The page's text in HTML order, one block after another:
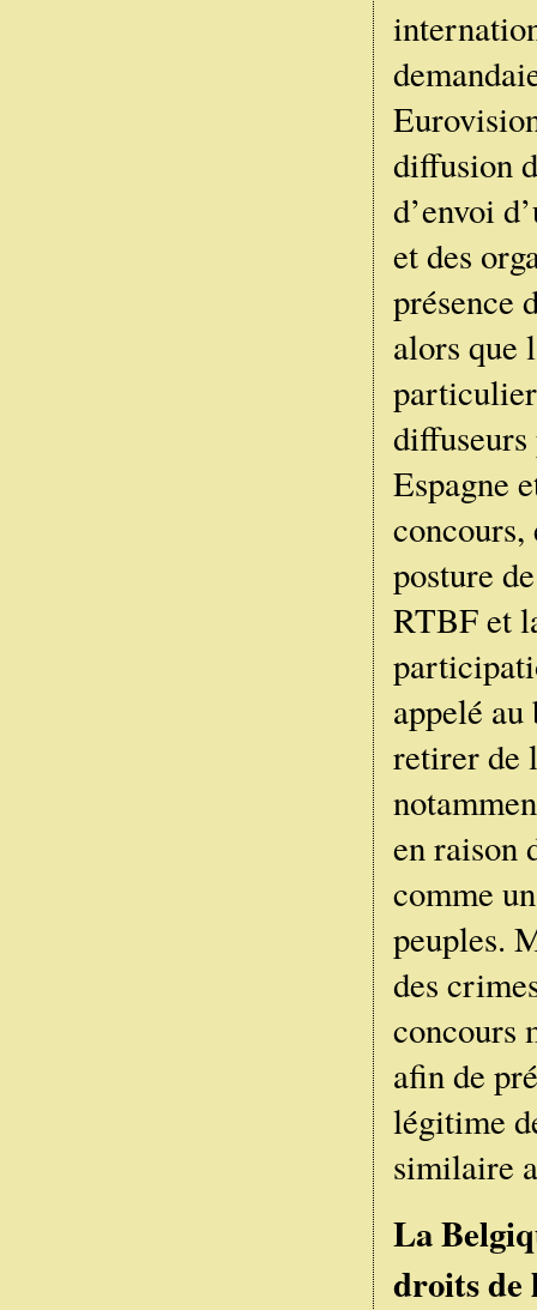
diffusion
d’envoi
et des
présence
alors que
diffuseurs
Espagne
posture
RTBF et
appelé
retirer de
en raison
comme
peuples.
des
concours
afin de
légitime
similaire
La
droits de